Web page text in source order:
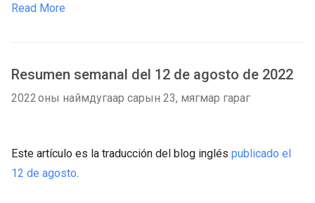
Read More
Resumen semanal del 12 de agosto de 2022
2022 оны наймдугаар сарын 23, мягмар гараг
Este artículo es la traducción del blog inglés publicado el
12 de agosto.